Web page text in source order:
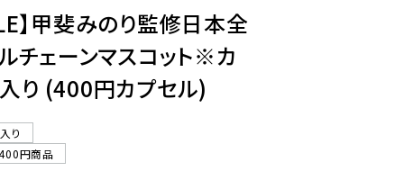
】甲斐みのり監修日本全
チェーンマスコット※カ
り (400円カプセル)
り
円商品